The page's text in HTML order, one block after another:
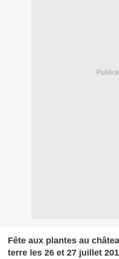
Fête aux plantes au
terre les 26 et 27 juillet